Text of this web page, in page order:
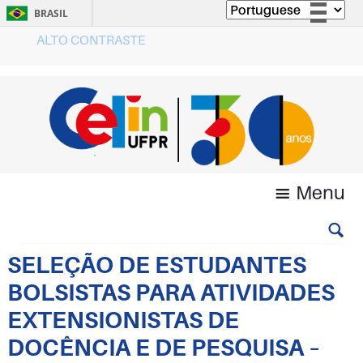
BRASIL
Acesso à informação
Legislação
Canais
ALTO CONTRASTE
Menu
SELEÇÃO DE ESTUDANTES
BOLSISTAS PARA ATIVIDADES
EXTENSIONISTAS DE
DOCÊNCIA E DE PESQUISA –